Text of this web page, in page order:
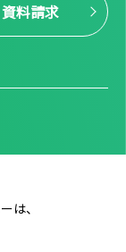
資料請求
は、